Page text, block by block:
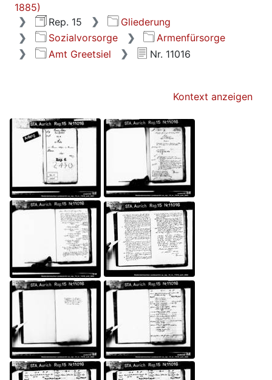
1885)
Rep. 15
Gliederung
Sozialvorsorge
Armenfürsorge
Amt Greetsiel
Nr. 11016
Kontext anzeigen